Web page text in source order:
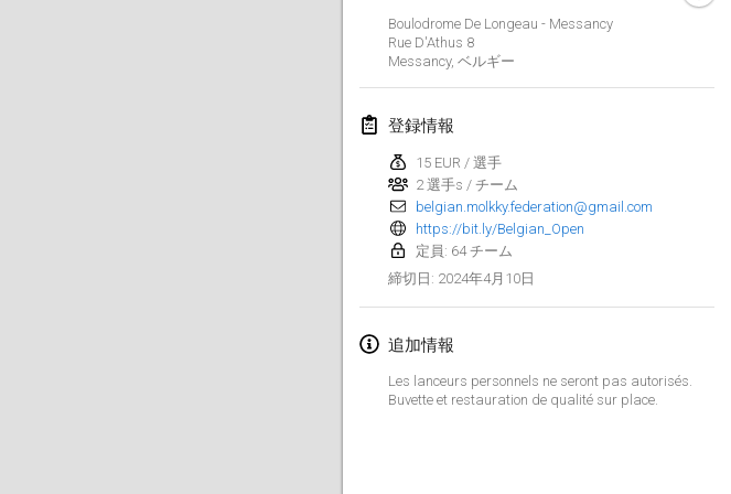
Boulodrome De Longeau - Messancy
Rue D'Athus 8
Messancy, ベルギー
登録情報
15 EUR / 選手
2 選手s / チーム
belgian.molkky.federation@gmail.com
https://bit.ly/Belgian_Open
定員: 64 チーム
締切日 : 2024年4月10日
追加情報
Les lanceurs personnels ne seront pas autorisés.
Buvette et restauration de qualité sur place.
SingeliDuppeli
2024年1月27日
2024年2月
US Mölkky Winter
2024年2月3日|フィンランド